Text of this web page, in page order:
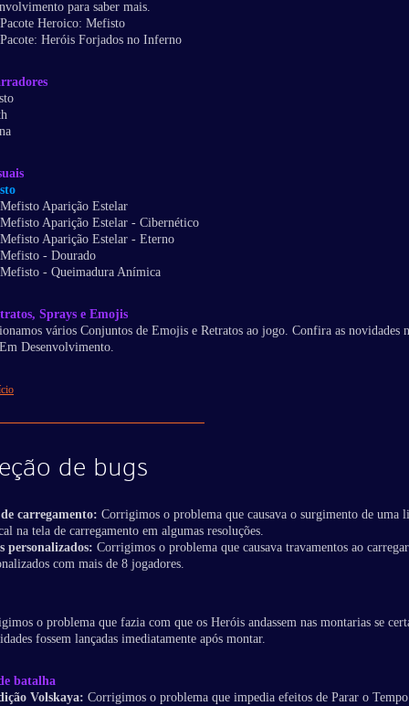
para saber mais.
Pacote Heroico: Mefisto
Pacote: Heróis Forjados no Inferno
Mefisto Aparição Estelar
Mefisto Aparição Estelar - Cibernético
Mefisto Aparição Estelar - Eterno
Mefisto - Dourado
Mefisto - Queimadura Anímica
Sprays e Emojis
vários Conjuntos de Emojis e Retratos ao jogo. Confira as novidades
Desenvolvimento.
de bugs
carregamento: Corrigimos o problema que causava o surgimento de uma
na tela de carregamento em algumas resoluções.
personalizados: Corrigimos o problema que causava travamentos ao
com mais de 8 jogadores.
o problema que fazia com que os Heróis andassem nas montarias se
fossem lançadas imediatamente após montar.
batalha
Volskaya: Corrigimos o problema que impedia efeitos de Parar o